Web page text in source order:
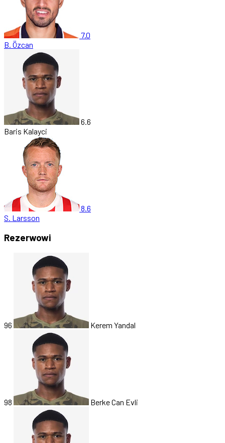
7.0
B. Özcan
6.6
Baris Kalayci
8.6
S. Larsson
Rezerwowi
96 Kerem Yandal
98 Berke Can Evli